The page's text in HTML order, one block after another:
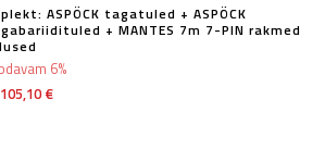
ASPÖCK tagatuled + ASPÖCK
+ MANTES 7m 7-PIN rakmed
105,10 €
6%